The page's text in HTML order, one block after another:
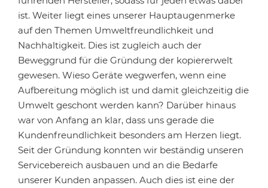
ist. Weiter liegt eines unserer Hauptaugenmerke
auf den Themen Umweltfreundlichkeit und
Nachhaltigkeit. Dies ist zugleich auch der
Beweggrund für die Gründung der kopiererwelt
gewesen. Wieso Geräte wegwerfen, wenn eine
Aufbereitung möglich ist und damit gleichzeitig die
Umwelt geschont werden kann? Darüber hinaus
war von Anfang an klar, dass uns gerade die
Kundenfreundlichkeit besonders am Herzen liegt.
Seit der Gründung konnten wir beständig unseren
Servicebereich ausbauen und an die Bedarfe
unserer Kunden anpassen. Auch dies ist eine der